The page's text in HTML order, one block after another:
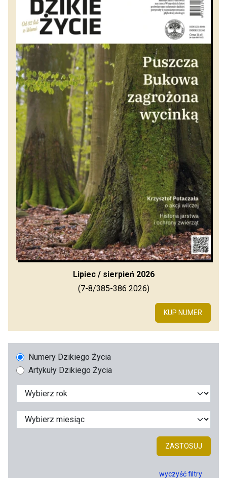
Lipiec / sierpień 2026
(7-8/385-386 2026)
KUP NUMER
Numery Dzikiego Życia
Artykuły Dzikiego Życia
ZASTOSUJ
wyczyść filtry